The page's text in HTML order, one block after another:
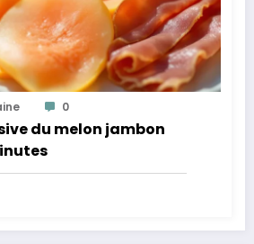
0
du melon jambon